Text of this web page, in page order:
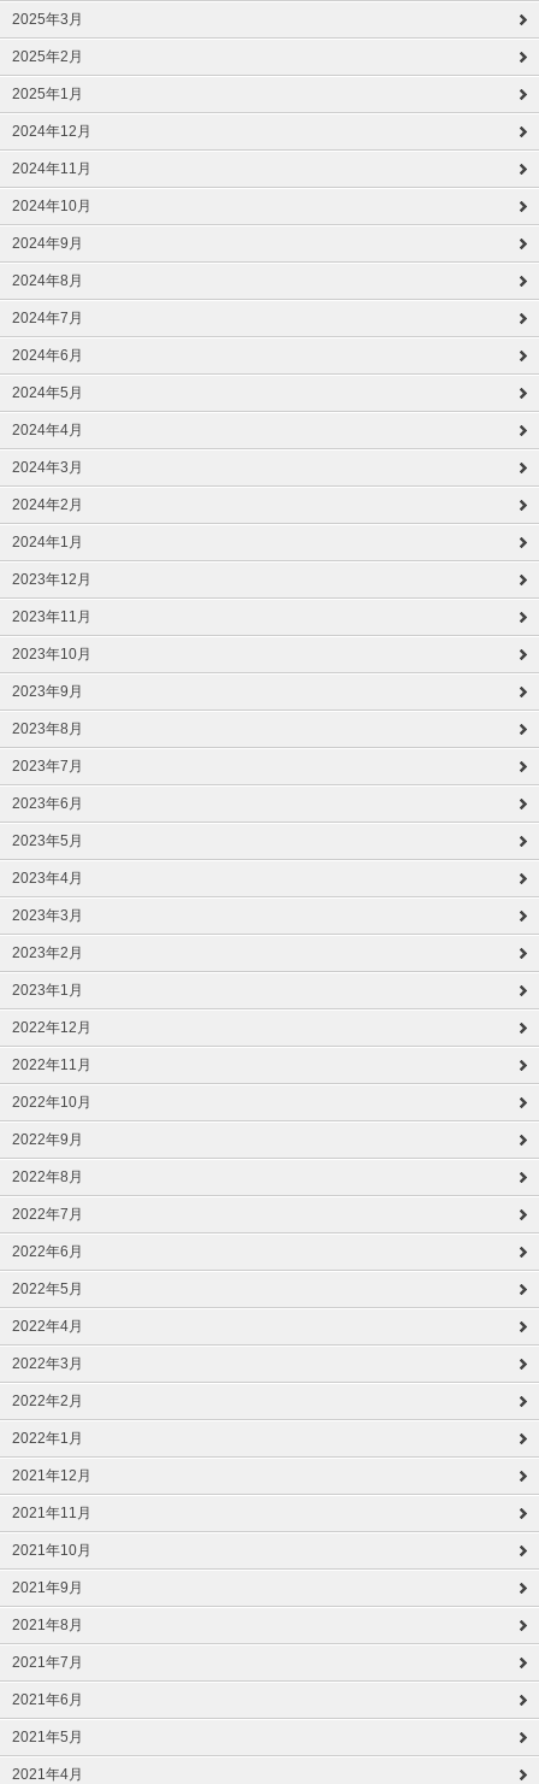
2025年3月
2025年2月
2025年1月
2024年12月
2024年11月
2024年10月
2024年9月
2024年8月
2024年7月
2024年6月
2024年5月
2024年4月
2024年3月
2024年2月
2024年1月
2023年12月
2023年11月
2023年10月
2023年9月
2023年8月
2023年7月
2023年6月
2023年5月
2023年4月
2023年3月
2023年2月
2023年1月
2022年12月
2022年11月
2022年10月
2022年9月
2022年8月
2022年7月
2022年6月
2022年5月
2022年4月
2022年3月
2022年2月
2022年1月
2021年12月
2021年11月
2021年10月
2021年9月
2021年8月
2021年7月
2021年6月
2021年5月
2021年4月